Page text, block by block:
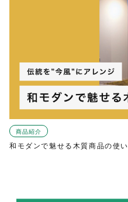
商品紹介
和モダンで魅せる木質商品の使